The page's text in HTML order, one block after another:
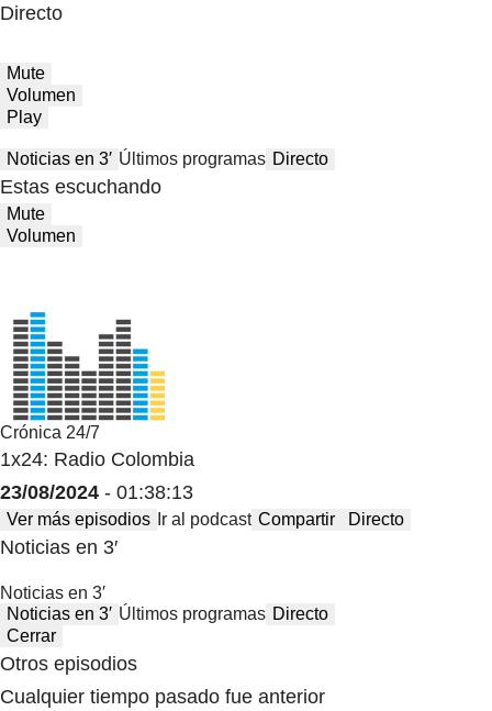
Directo
Mute
Volumen
Play
Noticias en 3′ Últimos programas Directo
Estas escuchando
Mute
Volumen
Crónica 24/7
1x24: Radio Colombia
23/08/2024 - 01:38:13
Ver más episodios Ir al podcast Compartir Directo
Noticias en 3′
Noticias en 3′
Noticias en 3′ Últimos programas Directo
Cerrar
Otros episodios
Cualquier tiempo pasado fue anterior